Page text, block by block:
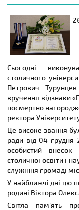
Сьогодні
столичного
Петрович
вручення відзнаки
посмертно
ректора
Це високе звання
ради від 04
особистий внесок
столичної освіти і
служіння громаді
У найближчі дні цю
родині Віктора
Світла пам’ять